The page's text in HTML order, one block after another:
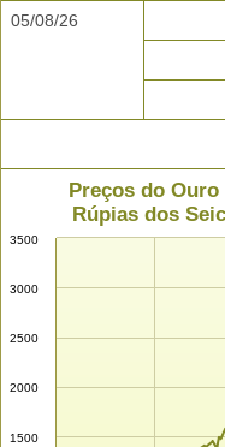
05/08/26
Preços do
Rúpias dos
1500
2000
2500
3000
3500